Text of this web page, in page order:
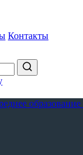
Контакты
образование